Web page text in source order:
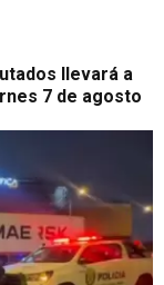
llevará a
7 de agosto